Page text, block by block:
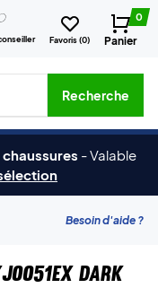
Favoris (0)
0
Panier
etc.
Recherche
-Valable
Besoin d'aide ?
Dark